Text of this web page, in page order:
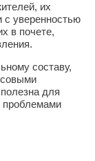
их
уверенностью
в почете,
составу,
для
проблемами